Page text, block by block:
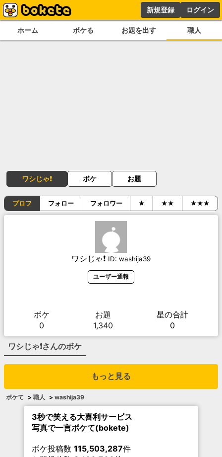
新規登録 ログイン
ホーム ボケる お題を出す 職人
ワシじゃ❗ ボケ お題
プロフ フォロー フォロワー ★ ★★ ★★★
ワシじゃ❗ ID: washija39
ユーザー通報
ボケ
0
お題
1,340
星の合計
0
ワシじゃ❗さんのボケ
もっと見る
ボケて > 職人 > washija39
3秒で笑える大喜利サービス
写真で一言ボケて(bokete)
ボケ投稿数 115,503,287件